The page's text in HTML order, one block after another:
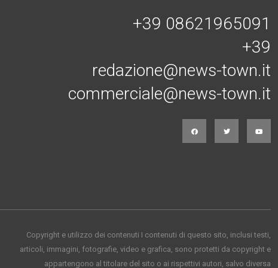
+39 08621965091
+39
redazione@news-town.it
commerciale@news-town.it
Copyright e utilizzo dei contenuti I contenuti di questo sito, inclusi testi,
articoli, immagini, fotografie, video e grafica, sono protetti da copyright e
appartengono al titolare del sito o ai rispettivi autori, salvo diversa